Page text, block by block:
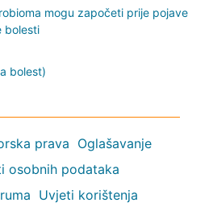
mogu započeti prije pojave
bolesti
bolest)
prava Oglašavanje
osobnih podataka
Uvjeti korištenja